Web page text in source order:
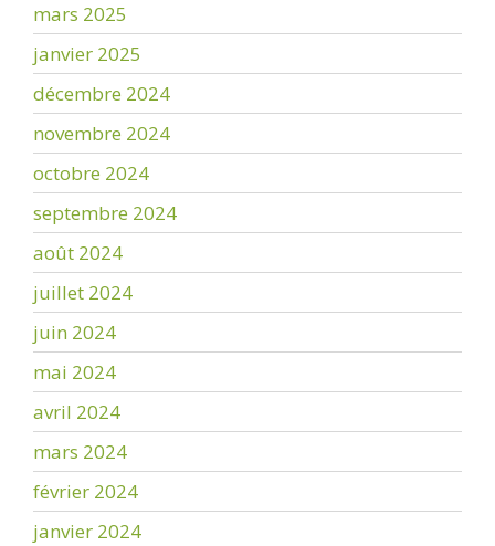
mars 2025
janvier 2025
décembre 2024
novembre 2024
octobre 2024
septembre 2024
août 2024
juillet 2024
juin 2024
mai 2024
avril 2024
mars 2024
février 2024
janvier 2024